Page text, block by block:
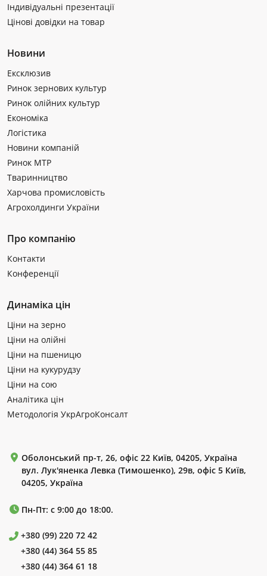
Індивідуальні презентації
Цінові довідки на товар
Новини
Ексклюзив
Ринок зернових культур
Ринок олійних культур
Економіка
Логістика
Новини компаній
Ринок МТР
Тваринництво
Харчова промисловість
Агрохолдинги України
Про компанію
Контакти
Конференції
Динаміка цін
Ціни на зерно
Ціни на олійні
Ціни на пшеницю
Ціни на кукурудзу
Ціни на сою
Аналітика цін
Методологія УкрАгроКонсалт
Оболонський пр-т, 26, офіс 22 Київ, 04205, Україна
вул. Лук'яненка Левка (Тимошенко), 29в, офіс 5 Київ,
04205, Україна
Пн-Пт: с 9:00 до 18:00.
+380 (99) 220 72 42
+380 (44) 364 55 85
+380 (44) 364 61 18